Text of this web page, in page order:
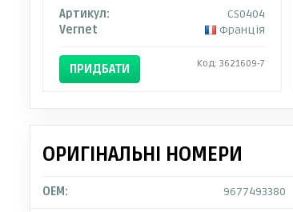
Артикул:
CS0404
Vernet
Франція
ПРИДБАТИ Код: 3621609-7
ОРИГІНАЛЬНІ НОМЕРИ
OEM: 9677493380